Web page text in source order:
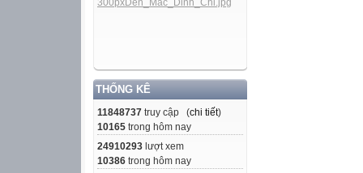
THỐNG KÊ
11848737 truy cập (chi tiết)
10165 trong hôm nay
24910293 lượt xem
10386 trong hôm nay